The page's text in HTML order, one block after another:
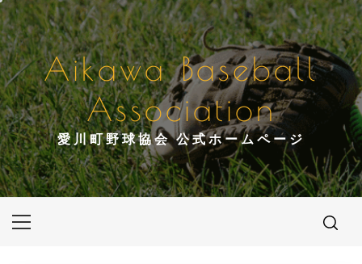
コ
ン
テ
ン
ツ
へ
ス
キ
ッ
プ
Aikawa Baseball
Association
愛川町野球協会 公式ホームページ
メ